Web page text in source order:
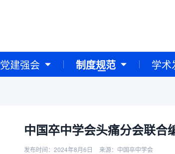
党建强会 制度规范 学术
中国卒中学会头痛分会联合
发布时间：2024年8月6日 来源：中国卒中学会